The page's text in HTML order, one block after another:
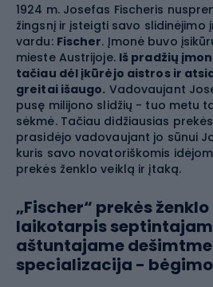
1924 m. Josefas Fischeris
žingsnį ir įsteigti savo slidinėjimo
vardu: Fischer. Įmonė buvo
mieste Austrijoje. Iš pradžių
tačiau dėl įkūrėjo aistros ir
greitai išaugo. Vadovaujant
pusę milijono slidžių - tuo metu
sėkmė. Tačiau didžiausias
prasidėjo vadovaujant jo sūnui
kuris savo novatoriškomis
prekės ženklo veiklą ir įtaką.
„Fischer“ prekės
laikotarpis
aštuntajame
specializacija -